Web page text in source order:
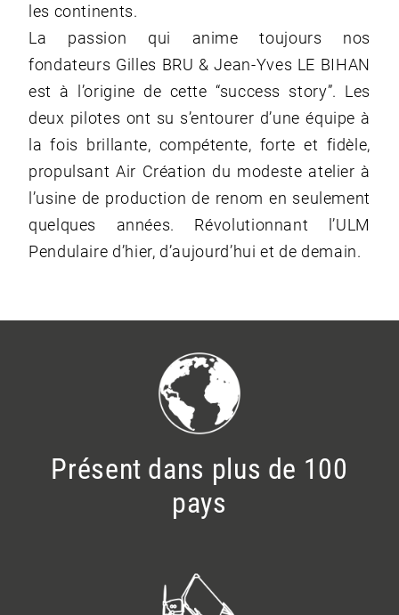
les continents.
La passion qui anime toujours nos
fondateurs Gilles BRU & Jean-Yves LE BIHAN
est à l’origine de cette “success story”. Les
deux pilotes ont su s’entourer d’une équipe à
la fois brillante, compétente, forte et fidèle,
propulsant Air Création du modeste atelier à
l’usine de production de renom en seulement
quelques années. Révolutionnant l’ULM
Pendulaire d’hier, d’aujourd’hui et de demain.
Présent dans plus de 100
pays